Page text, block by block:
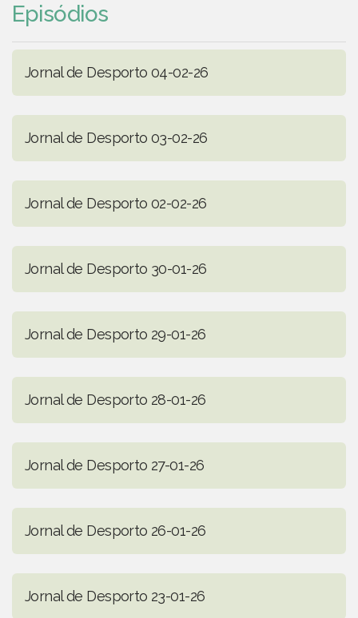
Episódios
Jornal de Desporto 04-02-26
Jornal de Desporto 03-02-26
Jornal de Desporto 02-02-26
Jornal de Desporto 30-01-26
Jornal de Desporto 29-01-26
Jornal de Desporto 28-01-26
Jornal de Desporto 27-01-26
Jornal de Desporto 26-01-26
Jornal de Desporto 23-01-26